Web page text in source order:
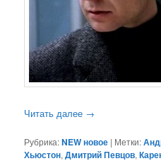
Читать далее →
Рубрика:NEW новое | Метки:
Хьюстон,Дмитрий Певцов,